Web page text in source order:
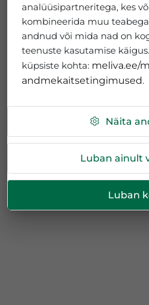
analüüsipartneritega, kes
kombineerida muu
andnud või mida nad on
teenuste kasutamise
küpsiste kohta: meliva.ee/
andmekaitsetingimused.
Näita
Luban ainult
Luban